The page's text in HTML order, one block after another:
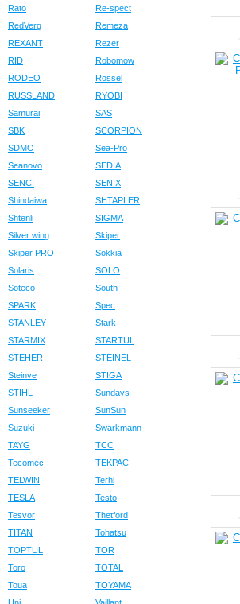
Rato
Re-spect
RedVerg
Remeza
REXANT
Rezer
RID
Robomow
RODEO
Rossel
RUSSLAND
RYOBI
Samurai
SAS
SBK
SCORPION
SDMO
Sea-Pro
Seanovo
SEDIA
SENCI
SENIX
Shindaiwa
SHTAPLER
Shtenli
SIGMA
Silver wing
Skiper
Skiper PRO
Sokkia
Solaris
SOLO
Soteco
South
SPARK
Spec
STANLEY
Stark
STARMIX
STARTUL
STEHER
STEINEL
Steinve
STIGA
STIHL
Sundays
Sunseeker
SunSun
Suzuki
Swarkmann
TAYG
TCC
Tecomec
TEKPAC
TELWIN
Terhi
TESLA
Testo
Tesvor
Thetford
TITAN
Tohatsu
TOPTUL
TOR
Toro
TOTAL
Toua
TOYAMA